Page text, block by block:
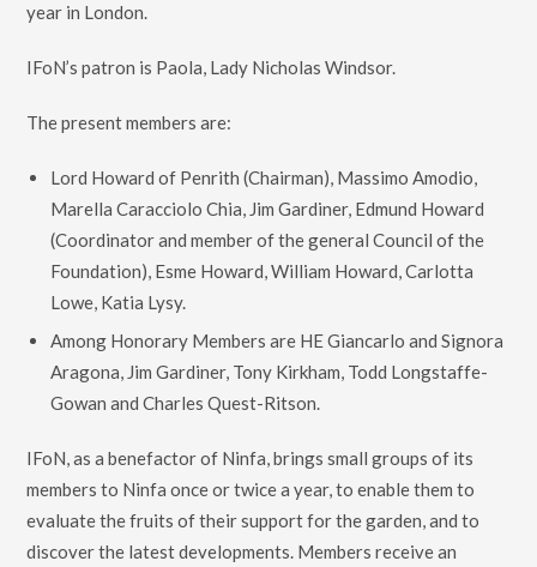
year in London.
IFoN’s patron is Paola, Lady Nicholas Windsor.
The present members are:
Lord Howard of Penrith (Chairman), Massimo Amodio,
Marella Caracciolo Chia, Jim Gardiner, Edmund Howard
(Coordinator and member of the general Council of the
Foundation), Esme Howard, William Howard, Carlotta
Lowe, Katia Lysy.
Among Honorary Members are HE Giancarlo and Signora
Aragona, Jim Gardiner, Tony Kirkham, Todd Longstaffe-
Gowan and Charles Quest-Ritson.
IFoN, as a benefactor of Ninfa, brings small groups of its
members to Ninfa once or twice a year, to enable them to
evaluate the fruits of their support for the garden, and to
discover the latest developments. Members receive an